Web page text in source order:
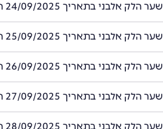
שער הלק אלבני בתאריך 24/09/2025 הוא 0.0406
שער הלק אלבני בתאריך 25/09/2025 הוא 0.0408
שער הלק אלבני בתאריך 26/09/2025 הוא 0.0406
שער הלק אלבני בתאריך 27/09/2025 הוא 0.0406
שער הלק אלבני בתאריך 28/09/2025 הוא 0.0406